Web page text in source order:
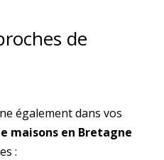
de
également dans vos
maisons en Bretagne
: